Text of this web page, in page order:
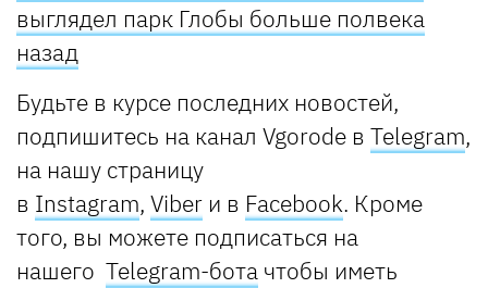
выглядел парк Глобы больше полвека
назад
Будьте в курсе последних новостей,
подпишитесь на канал Vgorode в Telegram,
на нашу страницу
в Instagram, Viber и в Facebook. Кроме
того, вы можете подписаться на
нашего Telegram-бота чтобы иметь